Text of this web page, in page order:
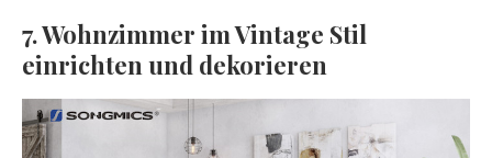
7. Wohnzimmer im Vintage Stil
einrichten und dekorieren